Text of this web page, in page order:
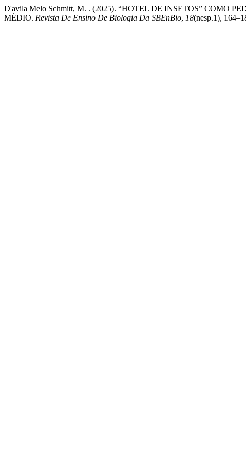
D'avila Melo Schmitt, M. . (2025). “HOTEL DE INSETOS” COMO
MÉDIO. Revista De Ensino De Biologia Da SBEnBio, 18(nesp.1),